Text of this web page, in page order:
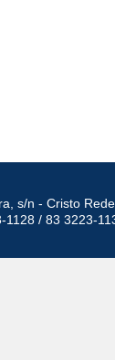
s/n - Cristo
1128 / 83 3223-